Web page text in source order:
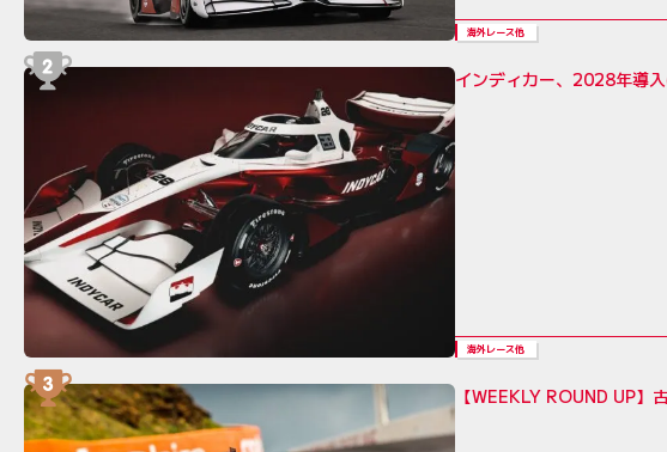
海外レース他
インディカー、2028年導
海外レース他
【WEEKLY ROUND UP】